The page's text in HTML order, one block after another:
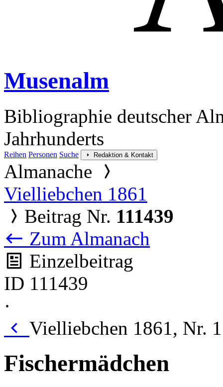
Musenalm
Bibliographie deutscher
Jahrhunderts
Reihen Personen Suche Redaktion & Kontakt
Almanache
Vielliebchen 1861
Beitrag Nr. 111439
Zum Almanach
Einzelbeitrag
ID 111439
·
Vielliebchen 1861, Nr.
Fischermädchen